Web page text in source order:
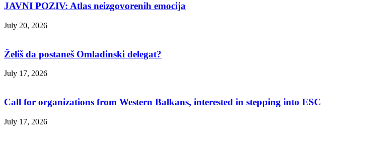
JAVNI POZIV: Atlas neizgovorenih emocija
July 20, 2026
Želiš da postaneš Omladinski delegat?
July 17, 2026
Call for organizations from Western Balkans, interested in stepping into ESC
July 17, 2026